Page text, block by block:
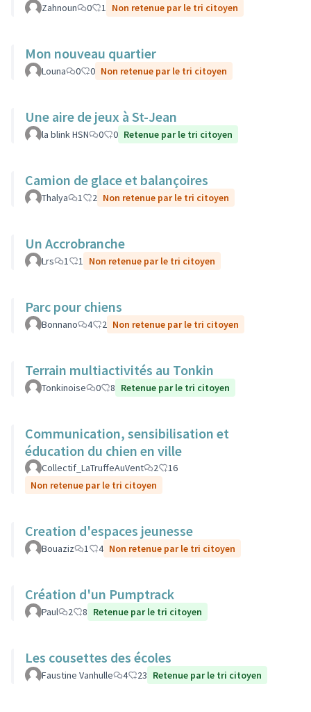
Zahnoun 0 1 Non retenue par le tri citoyen
Mon nouveau quartier
Louna 0 0 Non retenue par le tri citoyen
Une aire de jeux à St-Jean
la blink HSN 0 0 Retenue par le tri citoyen
Camion de glace et balançoires
Thalya 1 2 Non retenue par le tri citoyen
Un Accrobranche
Lrs 1 1 Non retenue par le tri citoyen
Parc pour chiens
Bonnano 4 2 Non retenue par le tri citoyen
Terrain multiactivités au Tonkin
Tonkinoise 0 8 Retenue par le tri citoyen
Communication, sensibilisation et
éducation du chien en ville
Collectif_LaTruffeAuVent 2
16
Non retenue par le tri citoyen
Creation d'espaces jeunesse
Bouaziz 1 4 Non retenue par le tri citoyen
Création d'un Pumptrack
Paul 2 8 Retenue par le tri citoyen
Les cousettes des écoles
Faustine Vanhulle 4 23 Retenue par le tri citoyen